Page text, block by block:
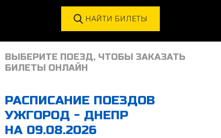
ВЫБЕРИТЕ ПОЕЗД, ЧТОБЫ ЗАКАЗАТЬ
БИЛЕТЫ ОНЛАЙН
РАСПИСАНИЕ ПОЕЗДОВ
УЖГОРОД - ДНЕПР
НА 09.08.2026